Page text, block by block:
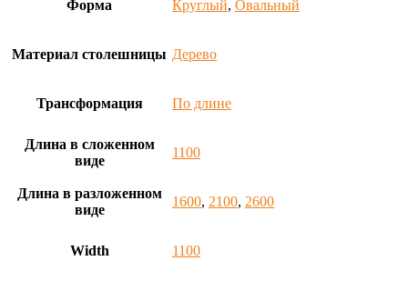
Форма Круглый, Овальный
Материал столешницы Дерево
Трансформация По длине
Длина в сложенном
виде
1100
Длина в разложенном
виде
1600, 2100, 2600
Width 1100